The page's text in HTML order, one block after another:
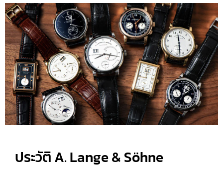
ประวัติ A. Lange & Söhne